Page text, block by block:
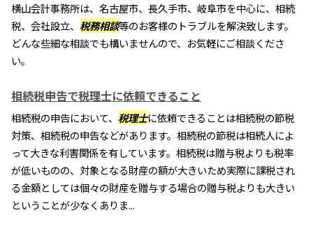
横山会計事務所は、名古屋市、長久手市、岐阜市を中心に、相続
税、会社設立、 税務相談等のお客様のトラブルを解決致します。
どんな些細な相談でも構いませんので、お気軽にご相談くださ
い。
相続税申告で税理士に依頼できること
相続税の申告において、 税理士に依頼できることは相続税の節税
対策、相続税の申告などがあります。相続税の節税は相続人によ
って大きな利害関係を有しています。相続税は贈与税よりも税率
が低いものの、対象となる財産の額が大きいため実際に課税され
る金額としては個々の財産を贈与する場合の贈与税よりも大きい
ということが少なくありま...